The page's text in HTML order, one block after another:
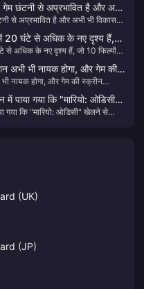
गेम छंटनी से अप्रभावित है और अभी
से अप्रभावित है और अभी भी विकास में
20 घंटे से अधिक के नए दृश्य हैं,
अधिक के नए दृश्य हैं, जो 10 फिल्मों के
अभी भी नायक होगा, और गेम की
नायक होगा, और गेम की स्क्रीन
पाया गया कि "मारियो: ओडिसी"
मिल सकती है
गया कि "मारियो: ओडिसी" खेलने से
(UK)
(JP)